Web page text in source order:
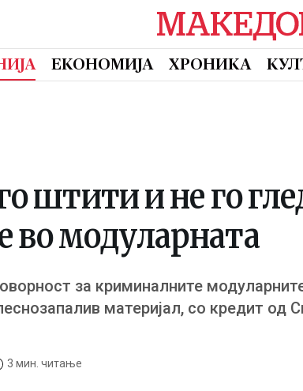
ЕКОНОМИЈА ХРОНИКА
штити и не го
во модуларната
за криминалните
материјал, со кредит од
3 мин. читање